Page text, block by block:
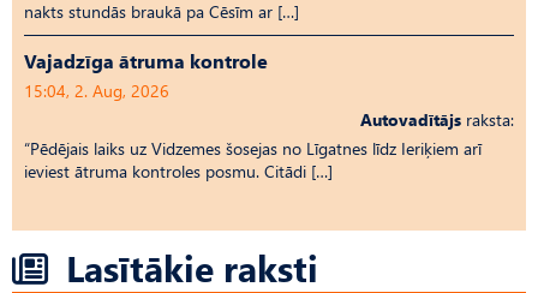
nakts stundās braukā pa Cēsīm ar […]
Vajadzīga ātruma kontrole
15:04, 2. Aug, 2026
Autovadītājs raksta:
“Pēdējais laiks uz Vid­ze­mes šosejas no Līgatnes līdz Ieriķiem arī
ieviest ātruma kontroles posmu. Citādi […]
Lasītākie raksti